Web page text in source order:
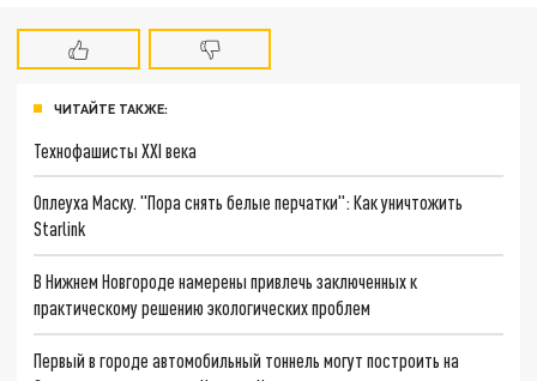
ЧИТАЙТЕ ТАКЖЕ:
Технофашисты XXI века
Оплеуха Маску. "Пора снять белые перчатки": Как уничтожить
Starlink
В Нижнем Новгороде намерены привлечь заключенных к
практическому решению экологических проблем
Первый в городе автомобильный тоннель могут построить на